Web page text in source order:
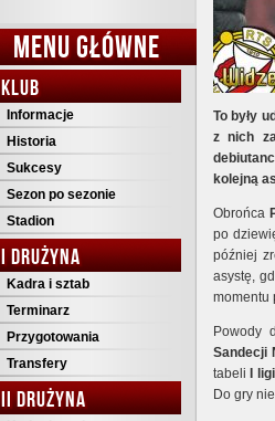
MENU GŁÓWNE
KLUB
Informacje
Historia
Sukcesy
Sezon po sezonie
Stadion
I DRUŻYNA
Kadra i sztab
Terminarz
Przygotowania
Transfery
II DRUŻYNA
To były
z nich
kolejną
Obrońca
po
później
asystę,
momentu
Powody
Sandecji
tabeli
I
Do gry